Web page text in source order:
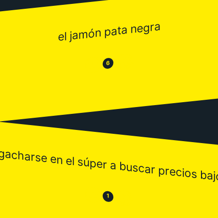
el jamón pata negra
😒 6 😂
en el súper a buscar precios
😒 1 😂